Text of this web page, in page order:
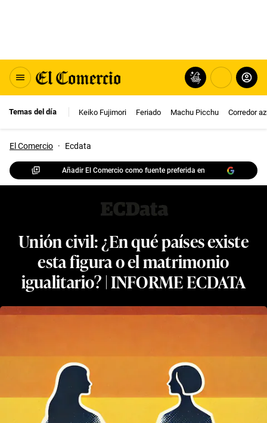
Temas del día Keiko Fujimori Feriado Machu Picchu Corredor
El Comercio · Ecdata
Añadir El Comercio como fuente preferida en
Unión civil: ¿En qué países existe
esta figura o el matrimonio
igualitario? | INFORME ECDATA